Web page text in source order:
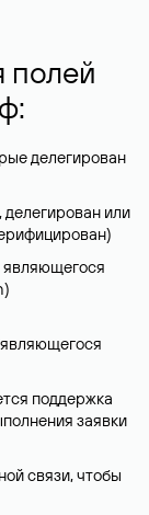
полей
делегирован
делегирован или
являющегося
поддержка
заявки
связи, чтобы